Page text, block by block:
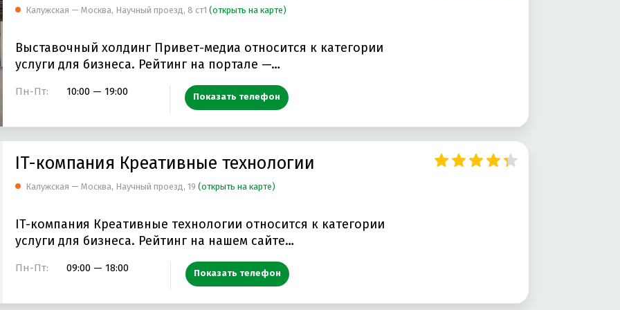
СТОМАТОЛОГИЧЕСКОЕ ОБОРУДОВАНИЕ И МАТЕРИАЛ
БУХГАЛТЕРСКОГО УЧЕТА ЧЕРНЫЙ МЕТАЛЛОПРОКАТ
ОБОРУДОВАНИЕ МОРСКАЯ И РЕЧНАЯ ГРУЗОПЕРЕВОЗКА
Калужская — Москва, Научный проезд, 8 ст1 (открыть на карте)
Выставочный холдинг Привет-медиа относится к категории
услуги для бизнеса. Рейтинг на портале —…
Пн-Пт: 10:00 — 19:00 Показать телефон
IT-компания Креативные технологии
Калужская — Москва, Научный проезд, 19 (открыть на карте)
IT-компания Креативные технологии относится к категории
услуги для бизнеса. Рейтинг на нашем сайте…
Пн-Пт: 09:00 — 18:00 Показать телефон